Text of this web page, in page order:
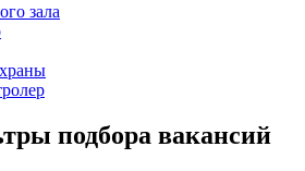
зала
подбора вакансий